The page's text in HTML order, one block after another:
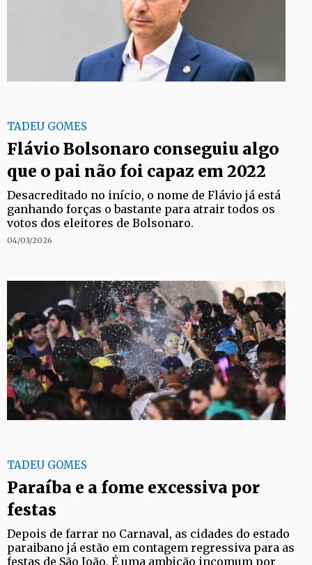
TADEU GOMES
Flávio Bolsonaro conseguiu algo
que o pai não foi capaz em 2022
Desacreditado no início, o nome de Flávio já está
ganhando forças o bastante para atrair todos os
votos dos eleitores de Bolsonaro.
04/03/2026
TADEU GOMES
Paraíba e a fome excessiva por
festas
Depois de farrar no Carnaval, as cidades do estado
paraibano já estão em contagem regressiva para as
festas de São João. É uma ambição incomum por